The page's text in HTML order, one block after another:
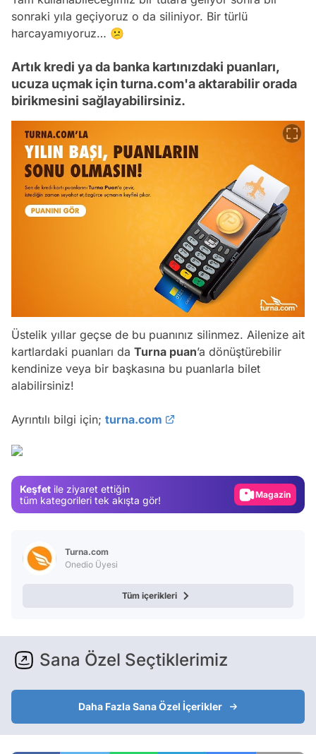
sonraki yıla geçiyoruz o da siliniyor. Bir türlü
harcayamıyoruz… 😕
Artık kredi ya da banka kartınızdaki puanları,
ucuza uçmak için turna.com'a aktarabilir orada
birikmesini sağlayabilirsiniz.
Üstelik yıllar geçse de bu puanınız silinmez. Ailenize ait
kartlardaki puanları da Turna puan’a dönüştürebilir
kendinize veya bir başkasına bu puanlarla bilet
alabilirsiniz!
Ayrıntılı bilgi için; turna.com
Keşfet ile ziyaret ettiğin
tüm kategorileri tek akışta gör!
Video
Turna.com
Onedio Üyesi
Tüm içerikleri
Sana Özel Seçtiklerimiz
Daha Fazla Sana Özel İçerikler